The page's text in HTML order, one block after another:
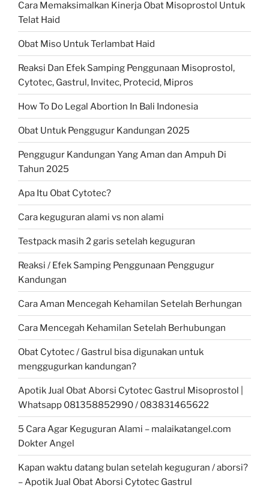
Cara Memaksimalkan Kinerja Obat Misoprostol Untuk
Telat Haid
Obat Miso Untuk Terlambat Haid
Reaksi Dan Efek Samping Penggunaan Misoprostol,
Cytotec, Gastrul, Invitec, Protecid, Mipros
How To Do Legal Abortion In Bali Indonesia
Obat Untuk Penggugur Kandungan 2025
Penggugur Kandungan Yang Aman dan Ampuh Di
Tahun 2025
Apa Itu Obat Cytotec?
Cara keguguran alami vs non alami
Testpack masih 2 garis setelah keguguran
Reaksi / Efek Samping Penggunaan Penggugur
Kandungan
Cara Aman Mencegah Kehamilan Setelah Berhungan
Cara Mencegah Kehamilan Setelah Berhubungan
Obat Cytotec / Gastrul bisa digunakan untuk
menggugurkan kandungan?
Apotik Jual Obat Aborsi Cytotec Gastrul Misoprostol |
Whatsapp 081358852990 / 083831465622
5 Cara Agar Keguguran Alami – malaikatangel.com
Dokter Angel
Kapan waktu datang bulan setelah keguguran / aborsi?
– Apotik Jual Obat Aborsi Cytotec Gastrul